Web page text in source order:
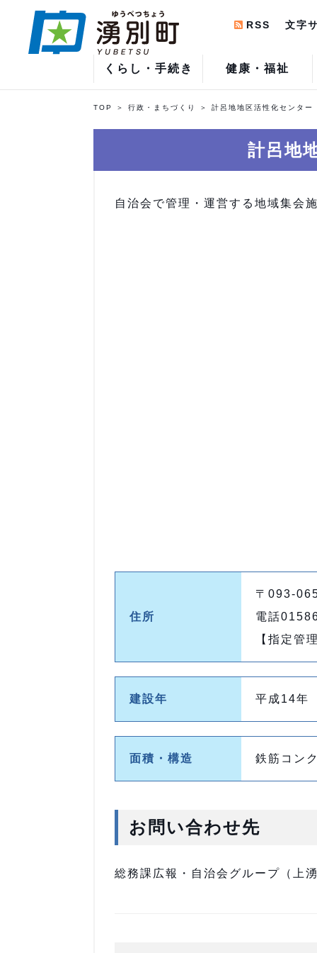
くらし・手続き 健康・福祉
RSS 文字
TOP 行政・まちづくり 計呂地地区活性化センター
計呂地
自治会で管理・運営する地域集会
住所
〒093-
電話
【指定管
建設年 平成14年
面積・構造 鉄筋コン
お問い合わせ先
総務課広報・自治会グループ（上